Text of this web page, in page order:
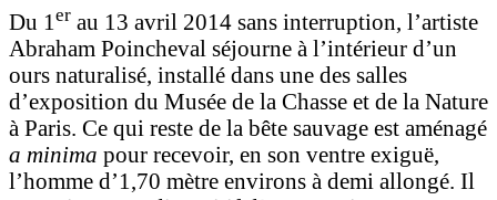
Du 1 er au 13 avril 2014 sans interruption, l’artiste
Abraham Poincheval séjourne à l’intérieur d’un
ours naturalisé, installé dans une des salles
d’exposition du Musée de la Chasse et de la Nature
à Paris. Ce qui reste de la bête sauvage est aménagé
a minima pour recevoir, en son ventre exiguë,
l’homme d’1,70 mètre environs à demi allongé. Il